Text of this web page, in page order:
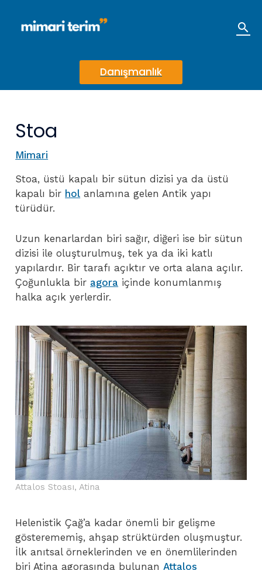
Danışmanlık
Stoa
Mimari
Stoa, üstü kapalı bir sütun dizisi ya da üstü
kapalı bir hol anlamına gelen Antik yapı
türüdür.
Uzun kenarlardan biri sağır, diğeri ise bir sütun
dizisi ile oluşturulmuş, tek ya da iki katlı
yapılardır. Bir tarafı açıktır ve orta alana açılır.
Çoğunlukla bir agora içinde konumlanmış
halka açık yerlerdir.
Attalos Stoası, Atina
Helenistik Çağ’a kadar önemli bir gelişme
gösterememiş, ahşap strüktürden oluşmuştur.
İlk anıtsal örneklerinden ve en önemlilerinden
biri Atina agorasında bulunanAttalos